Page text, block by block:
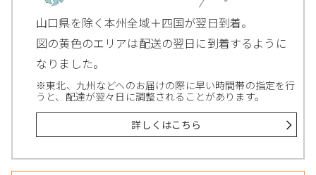
山口県を除く本州全域＋四国が翌日到着。
図の黄色のエリアは配送の翌日に到着するように
なりました。
※東北、九州などへのお届けの際に早い時間帯の指定を行
うと、配達が翌々日に調整されることがあります。
詳しくはこちら